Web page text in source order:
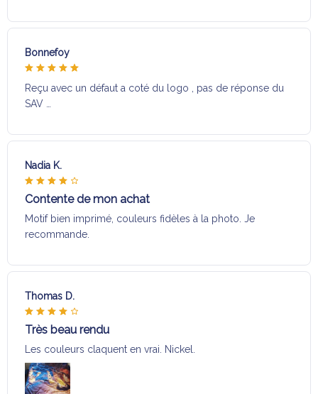
Bonnefoy
Reçu avec un défaut a coté du logo , pas de réponse du
SAV …
Nadia K.
Contente de mon achat
Motif bien imprimé, couleurs fidèles à la photo. Je
recommande.
Thomas D.
Très beau rendu
Les couleurs claquent en vrai. Nickel.